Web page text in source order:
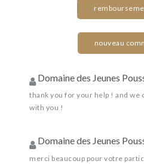
nouveau
Domaine des Jeunes
thank you for your help ! and we
with you !
Domaine des Jeunes
merci beaucoup pour votre